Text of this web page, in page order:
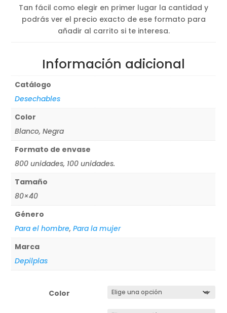
Tan fácil como elegir en primer lugar la cantidad y
podrás ver el precio exacto de ese formato para
añadir al carrito si te interesa.
Información adicional
Catálogo
Desechables
Color
Blanco, Negra
Formato de envase
800 unidades, 100 unidades.
Tamaño
80×40
Género
Para el hombre,Para la mujer
Marca
Depilplas
Color